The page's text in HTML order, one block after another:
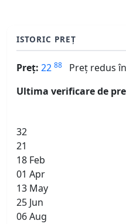
ISTORIC PREȚ
Preț: 22 88
Preț redus
Ultima verificare de
32
21
18 Feb
01 Apr
13 May
25 Jun
06 Aug